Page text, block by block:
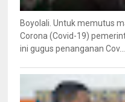
Boyolali. Untuk memutus
Corona (Covid-19)
ini gugus penanganan Cov...